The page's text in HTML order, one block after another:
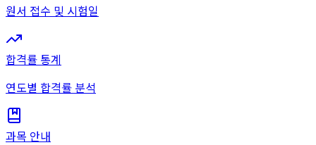
원서 접수 및 시험일
합격률 통계
연도별 합격률 분석
과목 안내